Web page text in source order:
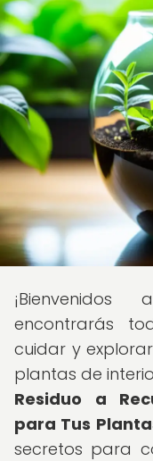
encontrarás
cuidar y
plantas de
Residuo a
para Tus
secretos para